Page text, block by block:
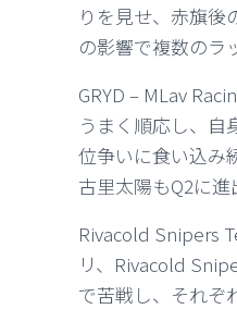
りを見せ、赤旗後
の影響で複数のラ
GRYD – MLav
うまく順応し、自
位争いに食い込み
古里太陽もQ2に
Rivacold Snipers
リ、Rivacold
で苦戦し、それぞ